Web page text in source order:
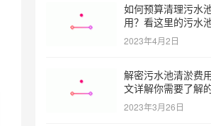
如何预算清理污水
用？看这里的污水
工程报价表范本！ (
池清淤工程报价表范
2023年4月2日
解密污水池清淤费
文详解你需要了解
因素 (污水池清淤一
少钱)
2023年3月26日